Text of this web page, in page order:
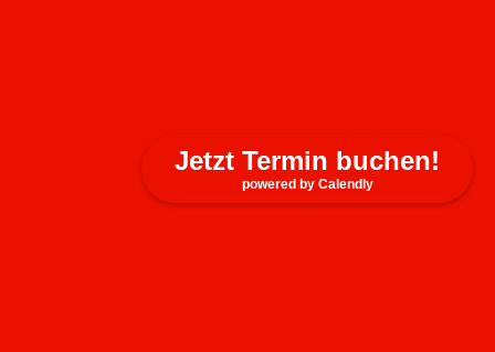
Jetzt Termin buchen!
powered by Calendly